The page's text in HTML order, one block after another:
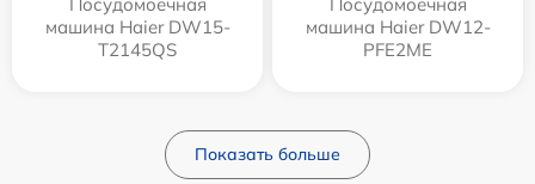
машина Haier DW15-
T2145QS
машина Haier DW12-
PFE2ME
Показать больше